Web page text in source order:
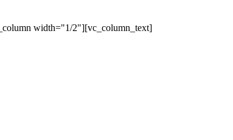
width="1/2"][vc_column_text]